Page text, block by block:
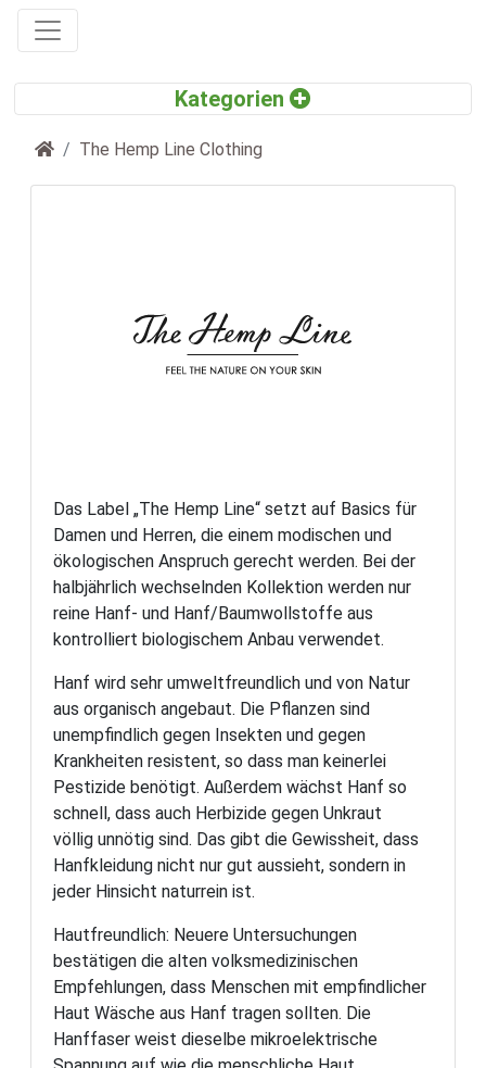
Startseite
The Hemp Line Clothing
Das Label „The Hemp Line“ setzt auf Basics für
Damen und Herren, die einem modischen und
ökologischen Anspruch gerecht werden. Bei der
halbjährlich wechselnden Kollektion werden nur
reine Hanf- und Hanf/Baumwollstoffe aus
kontrolliert biologischem Anbau verwendet.
Hanf wird sehr umweltfreundlich und von Natur
aus organisch angebaut. Die Pflanzen sind
unempfindlich gegen Insekten und gegen
Krankheiten resistent, so dass man keinerlei
Pestizide benötigt. Außerdem wächst Hanf so
schnell, dass auch Herbizide gegen Unkraut
völlig unnötig sind. Das gibt die Gewissheit, dass
Hanfkleidung nicht nur gut aussieht, sondern in
jeder Hinsicht naturrein ist.
Hautfreundlich: Neuere Untersuchungen
bestätigen die alten volksmedizinischen
Empfehlungen, dass Menschen mit empfindlicher
Haut Wäsche aus Hanf tragen sollten. Die
Hanffaser weist dieselbe mikroelektrische